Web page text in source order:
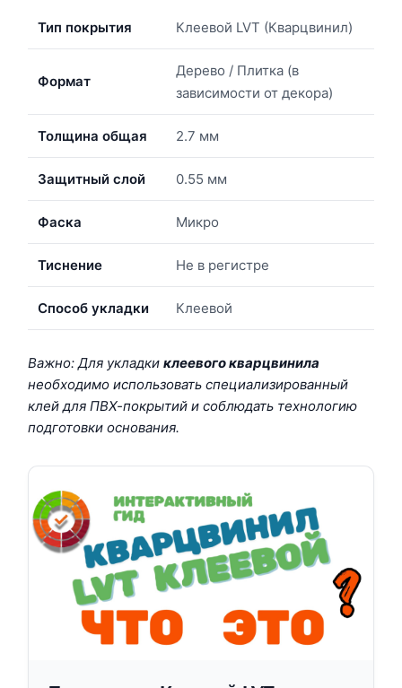
Тип покрытия Клеевой LVT (Кварцвинил)
Формат
Дерево / Плитка (в
зависимости от декора)
Толщина общая 2.7 мм
Защитный слой 0.55 мм
Фаска Микро
Тиснение Не в регистре
Способ укладки Клеевой
Важно: Для укладки клеевого кварцвинила
необходимо использовать специализированный
клей для ПВХ-покрытий и соблюдать технологию
подготовки основания.